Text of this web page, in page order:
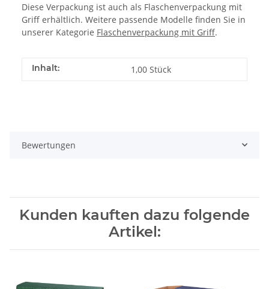
Diese Verpackung ist auch als Flaschenverpackung mit
Griff erhältlich. Weitere passende Modelle finden Sie in
unserer Kategorie Flaschenverpackung mit Griff.
Inhalt: 1,00 Stück
Bewertungen
Kunden kauften dazu folgende
Artikel: